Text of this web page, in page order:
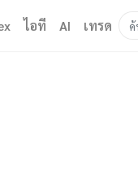
ไอที AI เทรด